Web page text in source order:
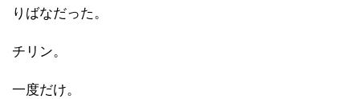
りばなだった。
チリン。
一度だけ。